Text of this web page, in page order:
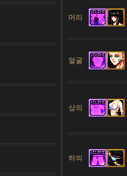
머리
얼굴
상의
하의